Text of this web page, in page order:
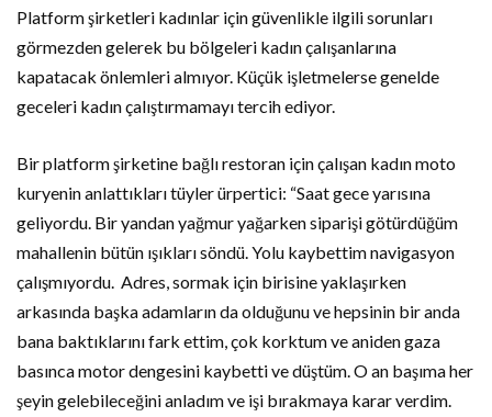
Platform şirketleri kadınlar için güvenlikle ilgili sorunları
görmezden gelerek bu bölgeleri kadın çalışanlarına
kapatacak önlemleri almıyor. Küçük işletmelerse genelde
geceleri kadın çalıştırmamayı tercih ediyor.
Bir platform şirketine bağlı restoran için çalışan kadın moto
kuryenin anlattıkları tüyler ürpertici: “Saat gece yarısına
geliyordu. Bir yandan yağmur yağarken siparişi götürdüğüm
mahallenin bütün ışıkları söndü. Yolu kaybettim navigasyon
çalışmıyordu. Adres, sormak için birisine yaklaşırken
arkasında başka adamların da olduğunu ve hepsinin bir anda
bana baktıklarını fark ettim, çok korktum ve aniden gaza
basınca motor dengesini kaybetti ve düştüm. O an başıma her
şeyin gelebileceğini anladım ve işi bırakmaya karar verdim.